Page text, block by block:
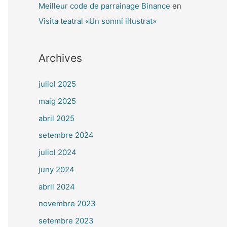
Meilleur code de parrainage Binance en
Visita teatral «Un somni il·lustrat»
Archives
juliol 2025
maig 2025
abril 2025
setembre 2024
juliol 2024
juny 2024
abril 2024
novembre 2023
setembre 2023